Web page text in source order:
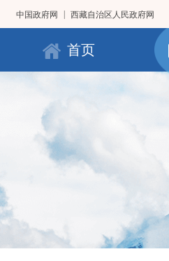
中国政府网 西藏自治区人民政府网
首页